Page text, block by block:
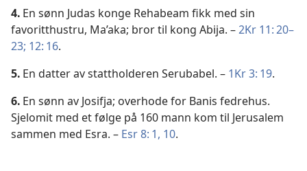
4. En sønn Judas konge Rehabeam fikk med sin
favoritthustru, Ma’aka; bror til kong Abija. –2Kr 11: 20–
23; 12: 16.
5. En datter av stattholderen Serubabel. – 1Kr 3: 19.
6. En sønn av Josifja; overhode for Banis fedrehus.
Sjelomit med et følge på 160 mann kom til Jerusalem
sammen med Esra. – Esr 8: 1, 10.